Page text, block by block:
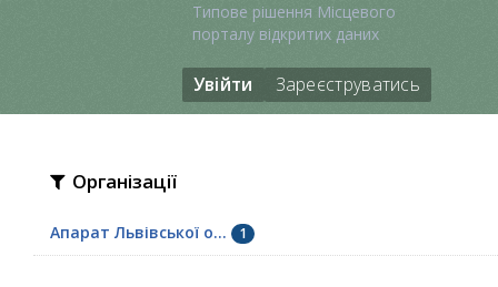
Типове рішення Місцевого
порталу відкритих даних
Увійти Зареєструватись
Організації
Апарат Львівської о... 1